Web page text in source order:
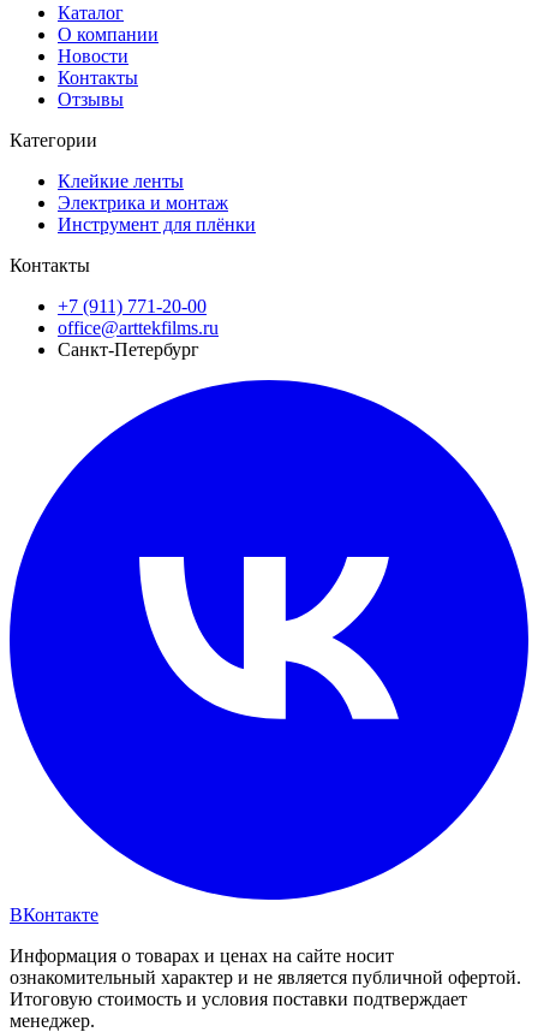
Каталог
О компании
Новости
Контакты
Отзывы
Категории
Клейкие ленты
Электрика и монтаж
Инструмент для плёнки
Контакты
+7 (911) 771-20-00
office@arttekfilms.ru
Санкт-Петербург
ВКонтакте
Информация о товарах и ценах на сайте носит
ознакомительный характер и не является публичной офертой.
Итоговую стоимость и условия поставки подтверждает
менеджер.